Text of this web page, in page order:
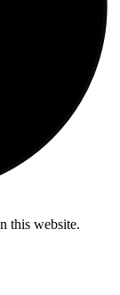
this website.